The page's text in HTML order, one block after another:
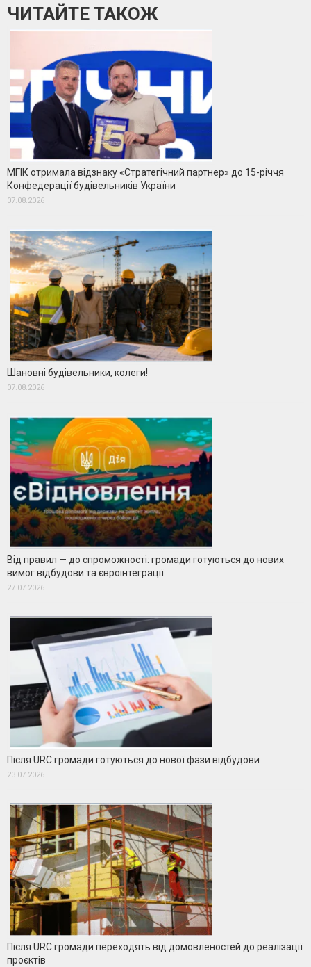
ЧИТАЙТЕ ТАКОЖ
МГІК отримала відзнаку «Стратегічний партнер» до 15-річчя
Конфедерації будівельників України
07.08.2026
Шановні будівельники, колеги!
07.08.2026
Від правил — до спроможності: громади готуються до нових
вимог відбудови та євроінтеграції
27.07.2026
Після URC громади готуються до нової фази відбудови
23.07.2026
Після URC громади переходять від домовленостей до реалізації
проєктів